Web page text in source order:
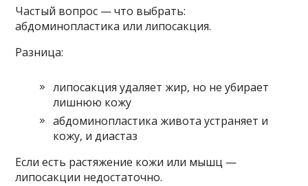
Частый вопрос — что выбрать:
абдоминопластика или липосакция.
Разница:
липосакция удаляет жир, но не убирает
лишнюю кожу
абдоминопластика живота устраняет и
кожу, и диастаз
Если есть растяжение кожи или мышц —
липосакции недостаточно.